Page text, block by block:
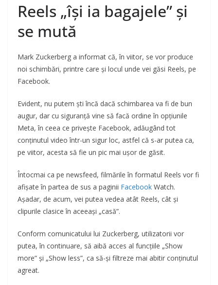
Reels „își ia bagajele” și
se mută
Mark Zuckerberg a informat că, în viitor, se vor produce
noi schimbări, printre care și locul unde vei găsi Reels, pe
Facebook.
Evident, nu putem ști încă dacă schimbarea va fi de bun
augur, dar cu siguranță vine să facă ordine în opțiunile
Meta, în ceea ce privește Facebook, adăugând tot
conținutul video într-un sigur loc, astfel că s-ar putea ca,
pe viitor, acesta să fie un pic mai ușor de găsit.
Întocmai ca pe newsfeed, filmările în formatul Reels vor fi
afișate în partea de sus a paginii Facebook Watch.
Așadar, de acum, vei putea vedea atât Reels, cât și
clipurile clasice în aceeași „casă”.
Conform comunicatului lui Zuckerberg, utilizatorii vor
putea, în continuare, să aibă acces al funcțiile „Show
more” și „Show less”, ca să-și filtreze mai abitir conținutul
agreat.